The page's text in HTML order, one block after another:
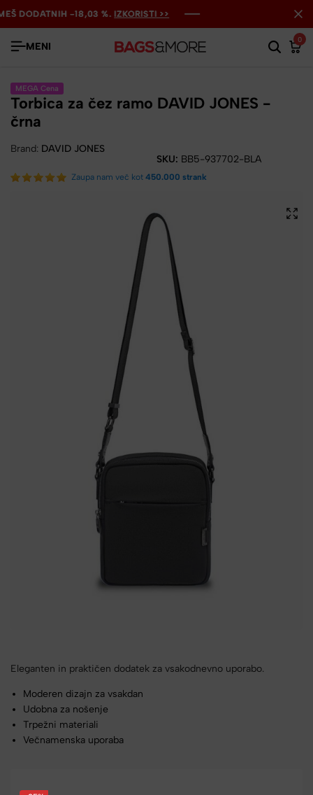
DODATNIH -18,03 %.IZKORISTI >>
DODATNIH -18,03 %.IZKORISTI >>
DODATNIH -18,03 %.IZKORISTI >>
MENI
0
MEGA Cena
Torbica za čez ramo DAVID JONES -
črna
Brand: DAVID JONES
SKU: BB5-937702-BLA
Zaupa nam več kot 450.000 strank
Eleganten in praktičen dodatek za vsakodnevno uporabo.
Moderen dizajn za vsakdan
Udobna za nošenje
Trpežni materiali
Večnamenska uporaba